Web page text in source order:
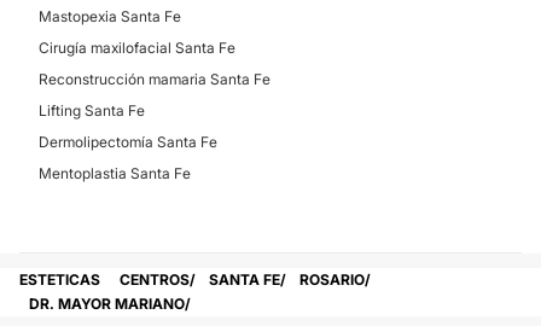
Mastopexia Santa Fe
Cirugía maxilofacial Santa Fe
Reconstrucción mamaria Santa Fe
Lifting Santa Fe
Dermolipectomía Santa Fe
Mentoplastia Santa Fe
ESTETICAS CENTROS SANTA FE
ROSARIO
DR. MAYOR MARIANO